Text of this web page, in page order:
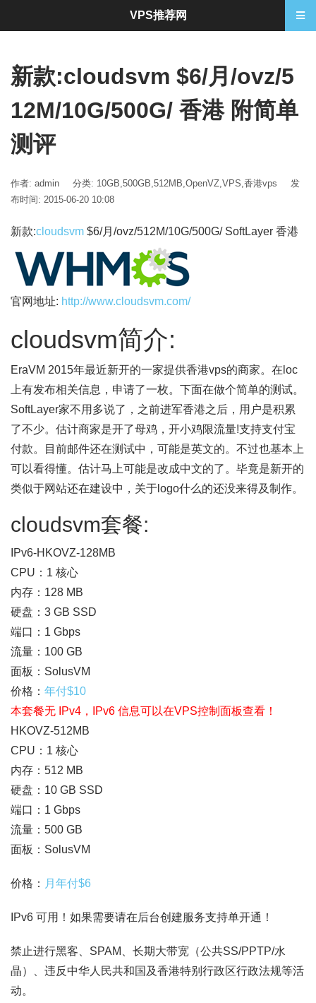
新款:cloudsvm $6/月/ovz/5
12M/10G/500G/ 香港 附简单
测评
作者: admin 分类: 10GB,500GB,512MB,OpenVZ,VPS,香港vps
发
布时间: 2015-06-20 10:08
新款:cloudsvm $6/月/ovz/512M/10G/500G/ SoftLayer 香港
官网地址: http://www.cloudsvm.com/
cloudsvm简介:
EraVM 2015年最近新开的一家提供香港vps的商家。在loc
上有发布相关信息，申请了一枚。下面在做个简单的测试。
SoftLayer家不用多说了，之前进军香港之后，用户是积累
了不少。估计商家是开了母鸡，开小鸡限流量!支持支付宝
付款。目前邮件还在测试中，可能是英文的。不过也基本上
可以看得懂。估计马上可能是改成中文的了。毕竟是新开的
类似于网站还在建设中，关于logo什么的还没来得及制作。
cloudsvm套餐:
IPv6-HKOVZ-128MB
CPU：1 核心
内存：128 MB
硬盘：3 GB SSD
端口：1 Gbps
流量：100 GB
面板：SolusVM
价格： 年付$10
本套餐无 IPv4，IPv6 信息可以在VPS控制面板查看！
HKOVZ-512MB
CPU：1 核心
内存：512 MB
硬盘：10 GB SSD
端口：1 Gbps
流量：500 GB
面板：SolusVM
价格： 月年付$6
IPv6 可用！如果需要请在后台创建服务支持单开通！
禁止进行黑客、SPAM、长期大带宽（公共SS/PPTP/水
晶）、违反中华人民共和国及香港特别行政区行政法规等活
动。
VPS推荐网